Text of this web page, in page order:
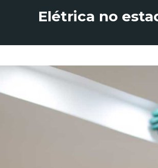
Elétrica no